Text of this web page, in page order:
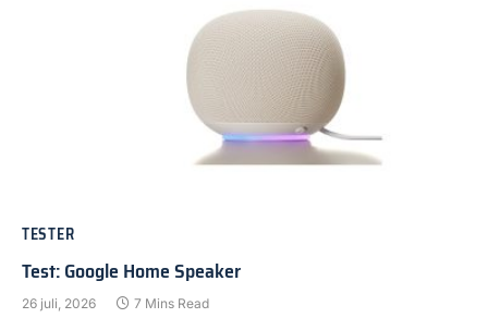
TESTER
Test: Google Home Speaker
26 juli, 2026 7 Mins Read